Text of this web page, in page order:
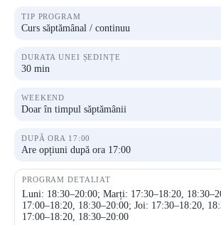
TIP PROGRAM
Curs săptămânal / continuu
DURATA UNEI ȘEDINȚE
30 min
WEEKEND
Doar în timpul săptămânii
DUPĂ ORA 17:00
Are opțiuni după ora 17:00
PROGRAM DETALIAT
Luni: 18:30–20:00; Marți: 17:30–18:20,
17:00–18:20, 18:30–20:00; Joi: 17:30–18:20,
17:00–18:20, 18:30–20:00